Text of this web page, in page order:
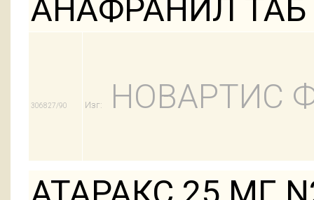
АНАФРАНИЛ ТАБ
306827/90 Изг: НОВАРТИС